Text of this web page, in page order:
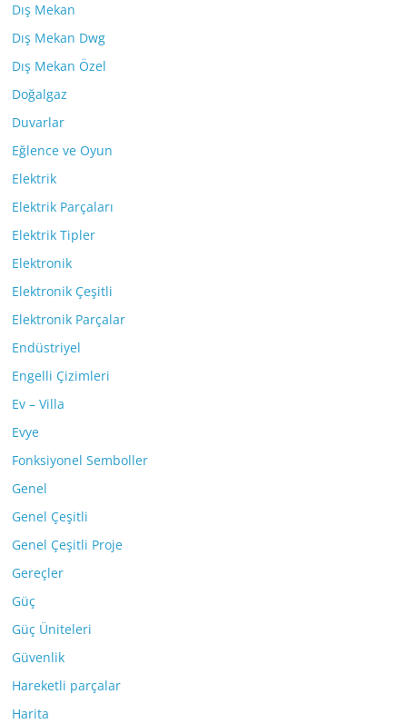
Dış Mekan
Dış Mekan Dwg
Dış Mekan Özel
Doğalgaz
Duvarlar
Eğlence ve Oyun
Elektrik
Elektrik Parçaları
Elektrik Tipler
Elektronik
Elektronik Çeşitli
Elektronik Parçalar
Endüstriyel
Engelli Çizimleri
Ev – Villa
Evye
Fonksiyonel Semboller
Genel
Genel Çeşitli
Genel Çeşitli Proje
Gereçler
Güç
Güç Üniteleri
Güvenlik
Hareketli parçalar
Harita